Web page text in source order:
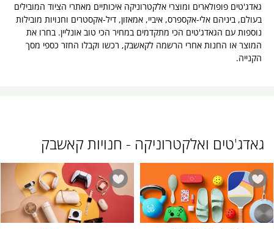
גאדג'טים פופולארים ומוצרי אלקטרוניקה איכותיים מאתרי הציוד המובילים
בעולם, ביניהם אלי-אקספרס, איביי, אמאזון, דיל-אקסטרים וחנויות מובילות
נוספות עם הגאדג'טים הכי מתקדמים במחיר הכי טוב אונליין. בחרו את
המוצר או החנות אחרי הרשמה לקאשבק, רכשו וקבלו החזר כספי מסך
הקנייה.
גאדג'טים ואלקטרוניקה - חנויות קאשבק